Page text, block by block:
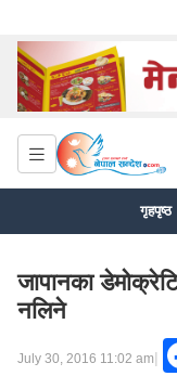
गृहपृष्ठ
जापानका
नलिने
July 30, 2016 11:02 am|